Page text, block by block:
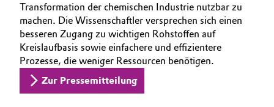
Metals & Mining
Oil & Gas, Petrochemicals
Personal Care & Beauty
Transformation der chemischen Industrie nutzbar zu
machen. Die Wissenschaftler versprechen sich einen
besseren Zugang zu wichtigen Rohstoffen auf
Kreislaufbasis sowie einfachere und effizientere
Prozesse, die weniger Ressourcen benötigen.
Zur Pressemitteilung